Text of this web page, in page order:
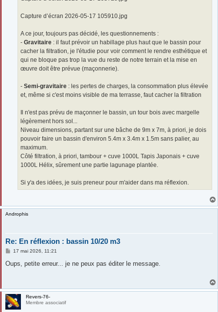
Capture d’écran 2026-05-17 105910.jpg
A ce jour, toujours pas décidé, les questionnements :
- Gravitaire : il faut prévoir un habillage plus haut que le bassin pour
cacher la filtration, je l'étudie pour voir comment le rendre esthétique et
qui ne bloque pas trop la vue du reste de notre terrain et la mise en
œuvre doit être prévue (maçonnerie).
- Semi-gravitaire : les pertes de charges, la consommation plus élevée
et, même si c'est moins visible de ma terrasse, faut cacher la filtration
Il n'est pas prévu de maçonner le bassin, un tour bois avec margelle
légèrement hors sol...
Niveau dimensions, partant sur une bâche de 9m x 7m, à priori, je dois
pouvoir faire un bassin d'environ 5.4m x 3.4m x 1.5m sans palier, au
maximum.
Côté filtration, à priori, tambour + cuve 1000L Tapis Japonais + cuve
1000L Hélix, sûrement une partie lagunage plantée.
Si y'a des idées, je suis preneur pour m'aider dans ma réflexion.
Androphis
Re: En réflexion : bassin 10/20 m3
M
s
17 mai 2026, 11:21
Oups, petite erreur... je ne peux pas éditer le message.
Revers-76-
Membre associatif